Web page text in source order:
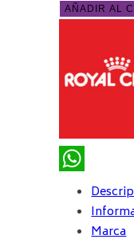
AÑADIR AL
WhatsApp
Marca